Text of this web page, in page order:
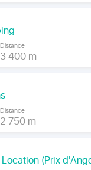
Distance
3 400 m
Distance
2 750 m